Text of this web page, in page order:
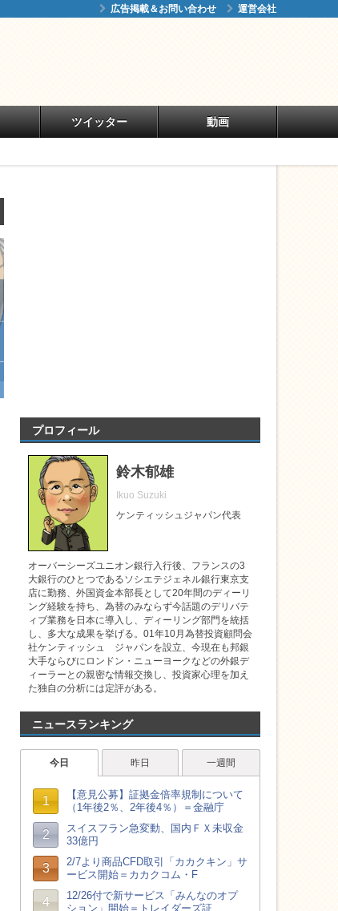
広告掲載＆お問い合わせ 運営会社
ツイッター 動画
プロフィール
鈴木郁雄
Ikuo Suzuki
ケンティッシュジャパン代表
オーバーシーズユニオン銀行入行後、フランスの3
大銀行のひとつであるソシエテジェネル銀行東京支
店に勤務、外国資金本部長として20年間のディーリ
ング経験を持ち、為替のみならず今話題のデリバテ
ィブ業務を日本に導入し、ディーリング部門を統括
し、多大な成果を挙げる。01年10月為替投資顧問会
社ケンティッシュ ジャパンを設立、今現在も邦銀
大手ならびにロンドン・ニューヨークなどの外銀デ
ィーラーとの親密な情報交換し、投資家心理を加え
た独自の分析には定評がある。
ニュースランキング